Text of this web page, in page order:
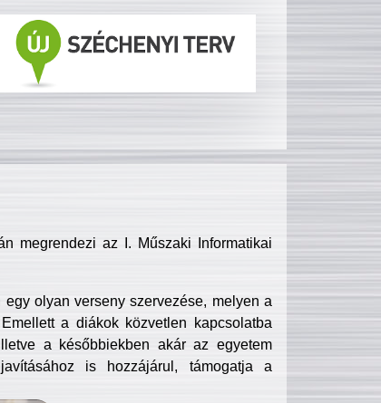
megrendezi az I. Műszaki Informatikai
olyan verseny szervezése, melyen a
a diákok közvetlen kapcsolatba
a későbbiekben akár az egyetem
is hozzájárul, támogatja a